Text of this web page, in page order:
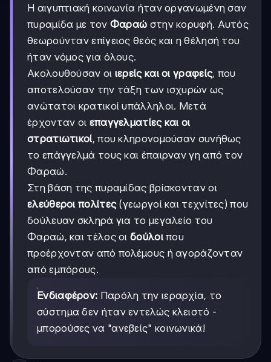
Η αιγυπτιακή κοινωνία ήταν οργανωμένη σαν
πυραμίδα με τον Φαραώ στην κορυφή. Αυτός
θεωρούνταν επίγειος θεός και η θέλησή του
ήταν νόμος για όλους.
Ακολουθούσαν οι ιερείς και οι γραφείς, που
αποτελούσαν την τάξη των ισχυρών ως
ανώτατοι κρατικοί υπάλληλοι. Μετά
έρχονταν οι επαγγελματίες και οι
στρατιωτικοί, που κληρονομούσαν συνήθως
το επάγγελμά τους και έπαιρναν γη από τον
Φαραώ.
Στη βάση της πυραμίδας βρίσκονταν οι
ελεύθεροι πολίτες(γεωργοί και τεχνίτες) που
δούλευαν σκληρά για το μεγαλείο του
Φαραώ, και τέλος οιδούλοιπου
προέρχονταν από πολέμους ή αγοράζονταν
από εμπόρους.
Ενδιαφέρον: Παρόλη την ιεραρχία, το
σύστημα δεν ήταν εντελώς κλειστό -
μπορούσες να "ανεβείς" κοινωνικά!